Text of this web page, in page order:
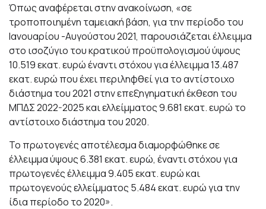
Όπως αναφέρεται στην ανακοίνωση, «σε
τροποποιημένη ταμειακή βάση, για την περίοδο του
Ιανουαρίου -Αυγούστου 2021, παρουσιάζεται έλλειμμα
στο ισοζύγιο του κρατικού προϋπολογισμού ύψους
10.519 εκατ. ευρώ έναντι στόχου για έλλειμμα 13.487
εκατ. ευρώ που έχει περιληφθεί για το αντίστοιχο
διάστημα του 2021 στην επεξηγηματική έκθεση του
ΜΠΔΣ 2022-2025 και ελλείμματος 9.681 εκατ. ευρώ το
αντίστοιχο διάστημα του 2020.
Το πρωτογενές αποτέλεσμα διαμορφώθηκε σε
έλλειμμα ύψους 6.381 εκατ. ευρώ, έναντι στόχου για
πρωτογενές έλλειμμα 9.405 εκατ. ευρώ και
πρωτογενούς ελλείμματος 5.484 εκατ. ευρώ για την
ίδια περίοδο το 2020».